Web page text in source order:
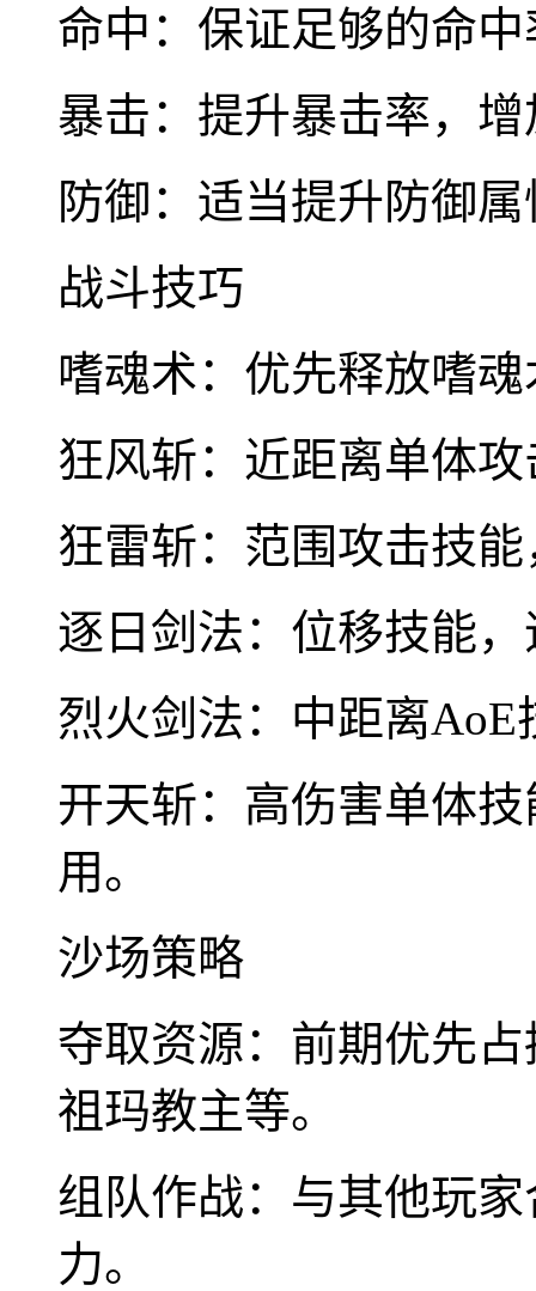
命中：保证足够的命
暴击：提升暴击率，
防御：适当提升防御
战斗技巧
嗜魂术：优先释放嗜
狂风斩：近距离单体
狂雷斩：范围攻击技
逐日剑法：位移技能
烈火剑法：中距离
开天斩：高伤害单体
用。
沙场策略
夺取资源：前期优先
祖玛教主等。
组队作战：与其他玩
力。